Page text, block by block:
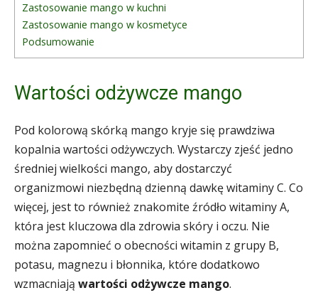
Zastosowanie mango w kuchni
Zastosowanie mango w kosmetyce
Podsumowanie
Wartości odżywcze mango
Pod kolorową skórką mango kryje się prawdziwa
kopalnia wartości odżywczych. Wystarczy zjeść jedno
średniej wielkości mango, aby dostarczyć
organizmowi niezbędną dzienną dawkę witaminy C. Co
więcej, jest to również znakomite źródło witaminy A,
która jest kluczowa dla zdrowia skóry i oczu. Nie
można zapomnieć o obecności witamin z grupy B,
potasu, magnezu i błonnika, które dodatkowo
wzmacniają wartości odżywcze mango.